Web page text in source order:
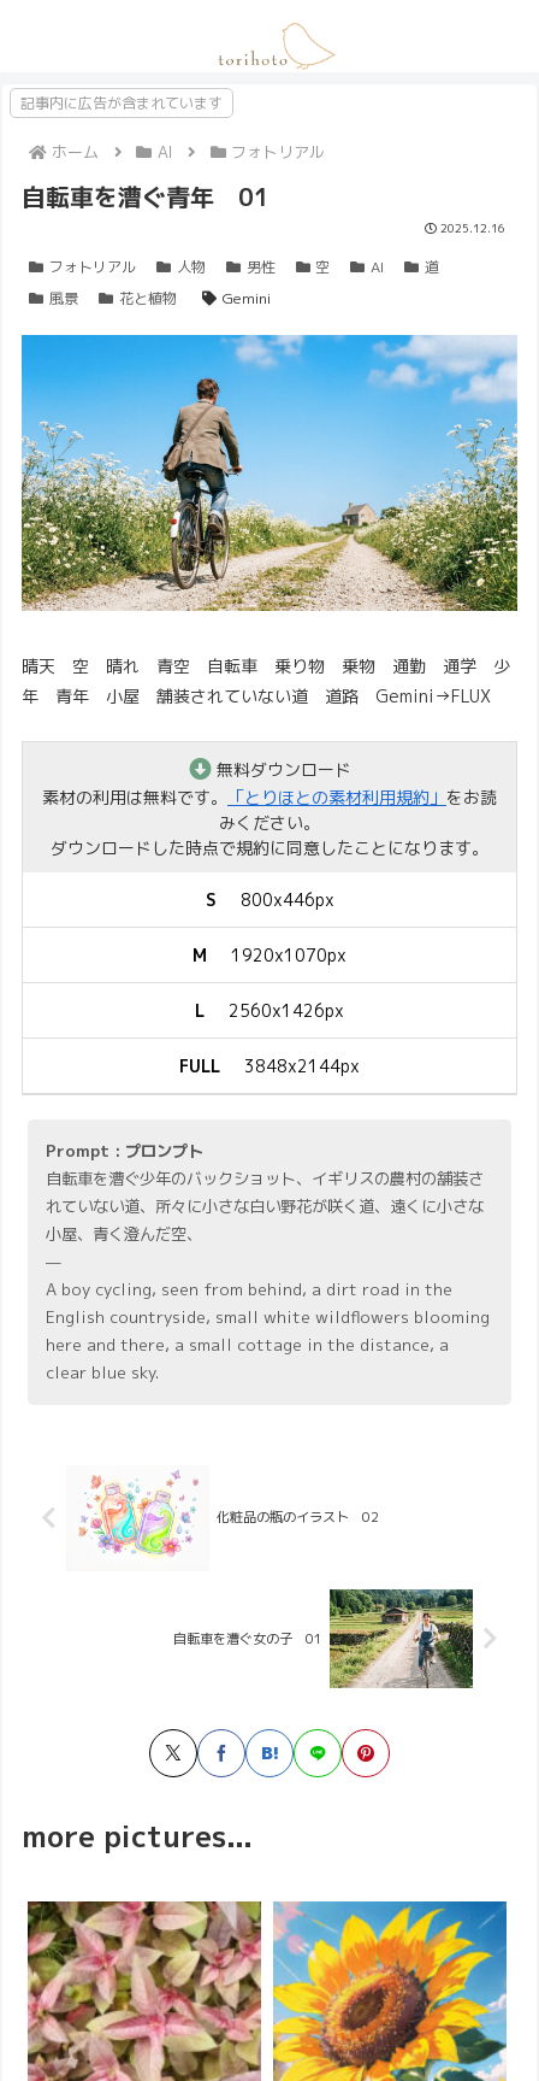
記事内に広告が含まれています
ホーム AI フォトリアル
自転車を漕ぐ青年 01
2025.12.16
フォトリアル 人物 男性 空 AI
道
風景
花と植物 Gemini
晴天 空 晴れ 青空 自転車 乗り物 乗物 通勤 通学 少
年 青年 小屋 舗装されていない道 道路 Gemini→FLUX
無料ダウンロード
素材の利用は無料です。
「とりほとの素材利用規約」 をお読
みください。
ダウンロードした時点で規約に同意したことになります。
S 800x446px
M 1920x1070px
L 2560x1426px
FULL 3848x2144px
Prompt : プロンプト
自転車を漕ぐ少年のバックショット、イギリスの農村の舗装さ
れていない道、所々に小さな白い野花が咲く道、遠くに小さな
小屋、青く澄んだ空、
—
A boy cycling, seen from behind, a dirt road in the
English countryside, small white wildflowers blooming
here and there, a small cottage in the distance, a
clear blue sky.
化粧品の瓶のイラスト 02
自転車を漕ぐ女の子 01
more pictures...